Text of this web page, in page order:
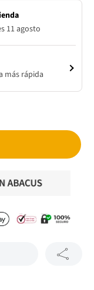
11 agosto
más rápida